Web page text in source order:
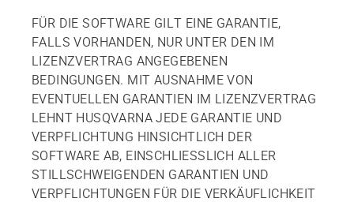
FÜR DIE SOFTWARE GILT EINE GARANTIE,
FALLS VORHANDEN, NUR UNTER DEN IM
LIZENZVERTRAG ANGEGEBENEN
BEDINGUNGEN. MIT AUSNAHME VON
EVENTUELLEN GARANTIEN IM LIZENZVERTRAG
LEHNT HUSQVARNA JEDE GARANTIE UND
VERPFLICHTUNG HINSICHTLICH DER
SOFTWARE AB, EINSCHLIESSLICH ALLER
STILLSCHWEIGENDEN GARANTIEN UND
VERPFLICHTUNGEN FÜR DIE VERKÄUFLICHKEIT